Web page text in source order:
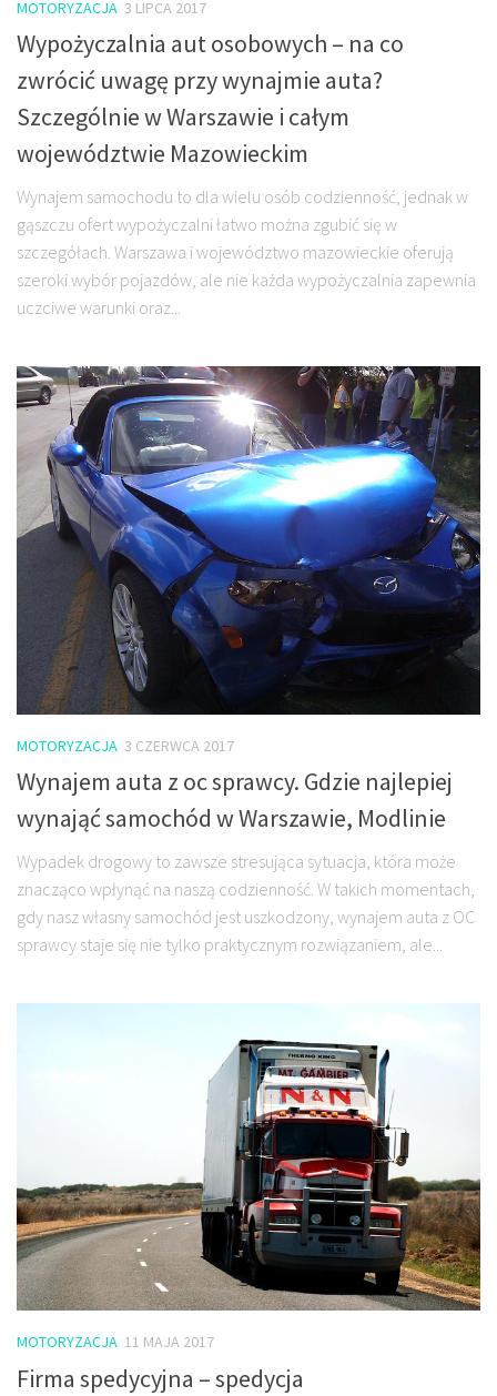
MOTORYZACJA 3 LIPCA 2017
Wypożyczalnia aut osobowych – na co
zwrócić uwagę przy wynajmie auta?
Szczególnie w Warszawie i całym
województwie Mazowieckim
Wynajem samochodu to dla wielu osób codzienność, jednak w
gąszczu ofert wypożyczalni łatwo można zgubić się w
szczegółach. Warszawa i województwo mazowieckie oferują
szeroki wybór pojazdów, ale nie każda wypożyczalnia zapewnia
uczciwe warunki oraz...
MOTORYZACJA 3 CZERWCA 2017
Wynajem auta z oc sprawcy. Gdzie najlepiej
wynająć samochód w Warszawie, Modlinie
Wypadek drogowy to zawsze stresująca sytuacja, która może
znacząco wpłynąć na naszą codzienność. W takich momentach,
gdy nasz własny samochód jest uszkodzony, wynajem auta z OC
sprawcy staje się nie tylko praktycznym rozwiązaniem, ale...
MOTORYZACJA 11 MAJA 2017
Firma spedycyjna – spedycja